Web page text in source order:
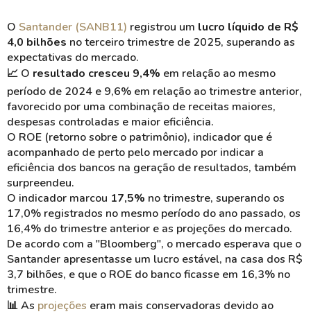
O Santander (SANB11) registrou um lucro líquido de R$
4,0 bilhões no terceiro trimestre de 2025, superando as
expectativas do mercado.
📈 O resultado cresceu 9,4% em relação ao mesmo
período de 2024 e 9,6% em relação ao trimestre anterior,
favorecido por uma combinação de receitas maiores,
despesas controladas e maior eficiência.
O ROE (retorno sobre o patrimônio), indicador que é
acompanhado de perto pelo mercado por indicar a
eficiência dos bancos na geração de resultados, também
surpreendeu.
O indicador marcou 17,5% no trimestre, superando os
17,0% registrados no mesmo período do ano passado, os
16,4% do trimestre anterior e as projeções do mercado.
De acordo com a "Bloomberg", o mercado esperava que o
Santander apresentasse um lucro estável, na casa dos R$
3,7 bilhões, e que o ROE do banco ficasse em 16,3% no
trimestre.
📊 As projeções eram mais conservadoras devido ao